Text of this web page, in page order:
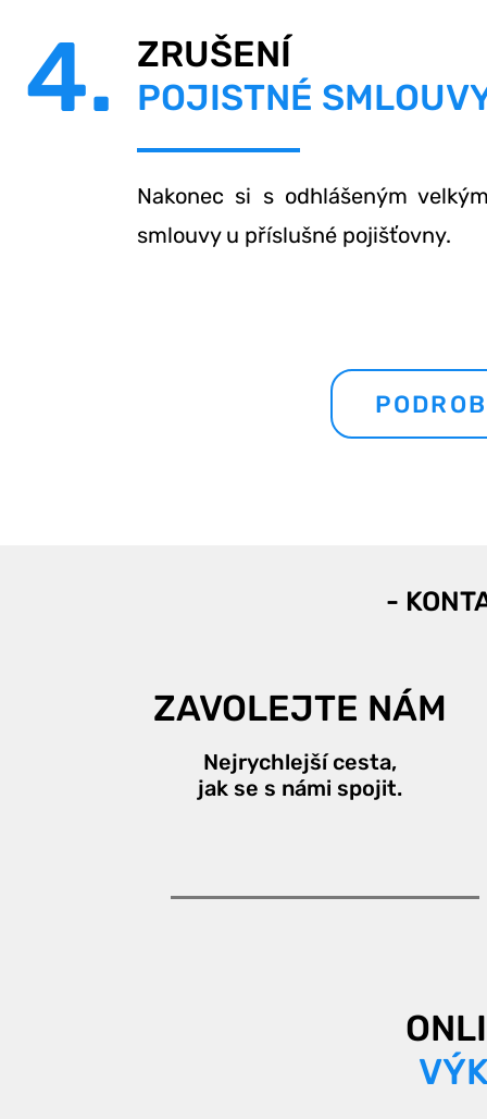
4.
ZRUŠENÍ
POJISTNÉ
Nakonec si s odhlášeným
smlouvy u příslušné pojišťovny.
-
ZAVOLEJTE NÁM
Nejrychlejší cesta,
jak se s námi spojit.